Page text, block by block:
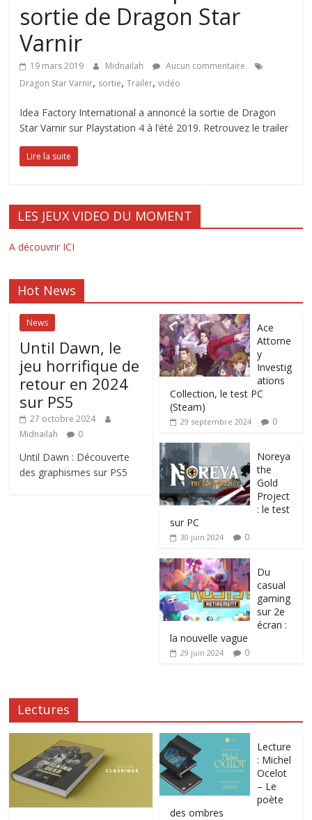
sortie de Dragon Star
Varnir
19 mars 2019 Midnailah
Aucun commentaire
Dragon Star Varnir, sortie,Trailer,vidéo
Idea Factory International a annoncé la sortie de Dragon
Star Varnir sur Playstation 4 à l’été 2019. Retrouvez le trailer
Lire la suite
LES JEUX VIDEO DU MOMENT
A découvrir ICI
Hot News
News
Until Dawn, le
jeu horrifique de
retour en 2024
sur PS5
27 octobre 2024
Midnailah
0
Until Dawn : Découverte
des graphismes sur PS5
Ace
Attorne
y
Investig
ations
Collection, le test PC
(Steam)
29 septembre 2024 0
Noreya
the
Gold
Project
: le test
sur PC
30 juin 2024 0
Du
casual
gaming
sur 2e
écran :
la nouvelle vague
29 juin 2024 0
Lectures
Lecture
: Michel
Ocelot
– Le
poète
des ombres